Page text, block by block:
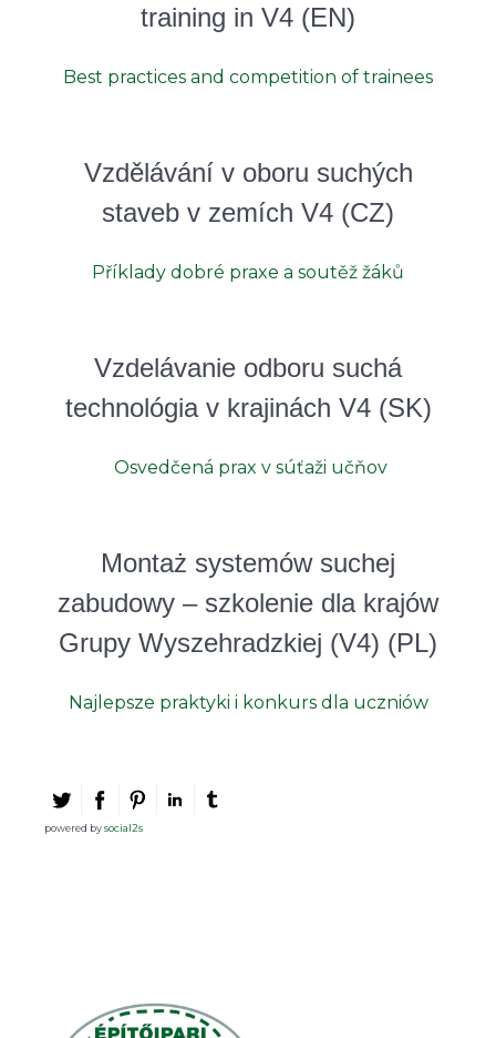
training in V4 (EN)
Best practices and competition of trainees
Vzdělávání v oboru suchých
staveb v zemích V4 (CZ)
Příklady dobré praxe a soutěž žáků
Vzdelávanie odboru suchá
technológia v krajinách V4 (SK)
Osvedčená prax v súťaži učňov
Montaż systemów suchej
zabudowy – szkolenie dla krajów
Grupy Wyszehradzkiej (V4) (PL)
Najlepsze praktyki i konkurs dla uczniów
powered bysocial2s